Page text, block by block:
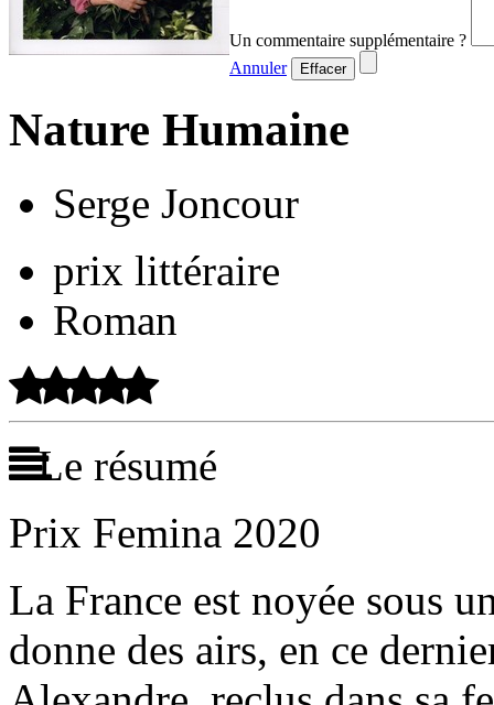
Un commentaire supplémentaire ?
Annuler
Effacer
Nature Humaine
Serge Joncour
prix littéraire
Roman
Le résumé
Prix Femina 2020
La France est noyée sous
donne des airs, en ce